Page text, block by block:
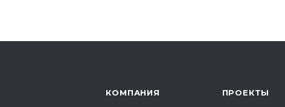
КОМПАНИЯ ПРОЕКТЫ